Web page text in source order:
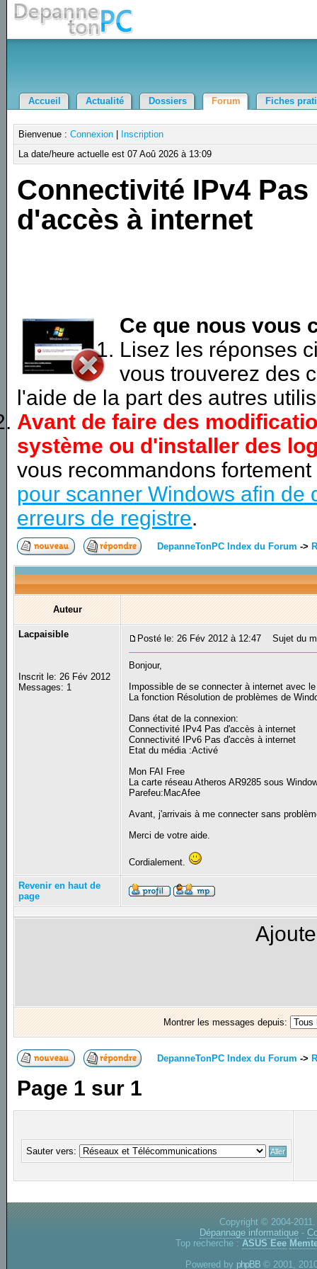
Accueil Actualité Dossiers Forum Fiches
Bienvenue :Connexion
Inscription
La date/heure actuelle est 07 Aoû 2026 à 13:09
Connectivité IPv4 Pas
d'accès à internet
Ce que nous vous
Lisez les réponses
vous trouverez des
l'aide de la part des autres
Avant de faire des
système ou d'installer des
vous recommandons
pour scanner Windows afin de
erreurs de registre.
DepanneTonPC Index du Forum ->
Auteur
Lacpaisible
Inscrit le: 26 Fév 2012
Messages: 1
Posté le: 26 Fév 2012 à 12:47 Sujet du
Bonjour,
Impossible de se connecter à internet avec
La fonction Résolution de problèmes de
Dans état de la connexion:
Connectivité IPv4 Pas d'accès à internet
Connectivité IPv6 Pas d'accès à internet
Etat du média :Activé
Mon FAI Free
La carte réseau Atheros AR9285 sous
Parefeu:MacAfee
Avant, j'arrivais à me connecter sans
Merci de votre aide.
Cordialement.
Revenir en haut de
page
Montrer les messages depuis:
DepanneTonPC Index du Forum ->
Page 1 sur 1
Sauter vers:
Copyright © 2004-
Dépannage informatique -
Top recherche : ASUS Eee
Powered by phpBB © 2001,